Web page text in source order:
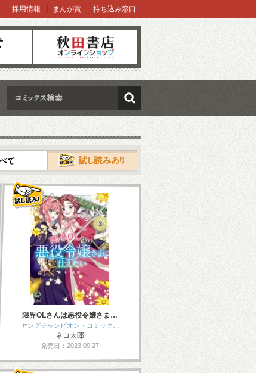
オンラインショップ
採用情報 まんが賞 持ち込み窓口
検索
限界OLさんは悪役令嬢さま…
ヤングチャンピオン・コミック…
ネコ太郎
発売日：2023.09.27